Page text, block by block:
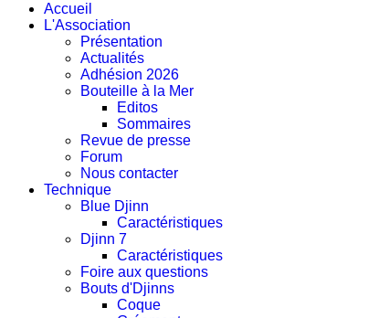
Accueil
L'Association
Présentation
Actualités
Adhésion 2026
Bouteille à la Mer
Editos
Sommaires
Revue de presse
Forum
Nous contacter
Technique
Blue Djinn
Caractéristiques
Djinn 7
Caractéristiques
Foire aux questions
Bouts d'Djinns
Coque